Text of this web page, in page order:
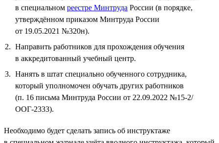
в специальном реестре Минтруда России (в порядке,
утверждённом приказом Минтруда России
от 19.05.2021 №320н).
Направить работников для прохождения обучения
в аккредитованный учебный центр.
Нанять в штат специально обученного сотрудника,
который уполномочен обучать других работников
(п. 16 письма Минтруда России от 22.09.2022 №15-2/
ООГ-2333).
Необходимо будет сделать запись об инструктаже